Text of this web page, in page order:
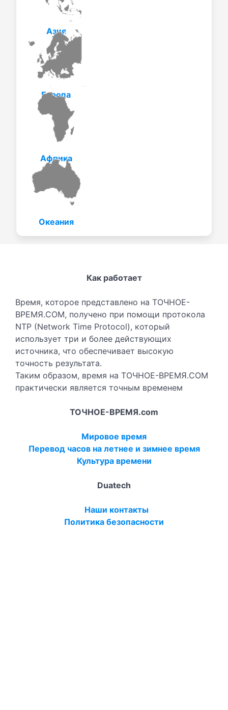
Азия
Европа
Африка
Океания
Как работает
Время, которое представлено на ТОЧНОЕ-
ВРЕМЯ.COM, получено при помощи протокола
NTP (Network Time Protocol), который
использует три и более действующих
источника, что обеспечивает высокую
точность результата.
Таким образом, время на ТОЧНОЕ-ВРЕМЯ.COM
практически является точным временем
ТОЧНОЕ-ВРЕМЯ.com
Мировое время
Перевод часов на летнее и зимнее время
Культура времени
Duatech
Наши контакты
Политика безопасности